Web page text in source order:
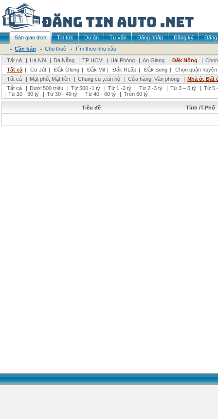
Sàn giao dịch Tin tức Dự án Tư vấn Đăng nhập Đăng ký
Đăng
Cần bán
Cho thuê
Tìm theo nhu cầu
Tất cả
| Hà Nội | Đà Nẵng | TP HCM | Hải Phòng | An Giang | Đắk Nông |
Tất cả | Cư Jút | Đắk Glong | Đắk Mil | Đắk RLấp | Đắk Song |
Chọn quận
Tất cả
| Mặt phố, Mặt tiền | Chung cư ,căn hộ | Cửa hàng, Văn phòng | Nhà ở, Đất
Tất cả
| Dưới 500 triệu | Từ 500 -1 tỷ | Từ 1 -2 tỷ | Từ 2 -3 tỷ | Từ 3 – 5 tỷ | Từ 5
| Từ 20 - 30 tỷ | Từ 30 - 40 tỷ | Từ 40 - 60 tỷ | Trên 60 tỷ
Tiêu đề Tỉnh /T.Phố